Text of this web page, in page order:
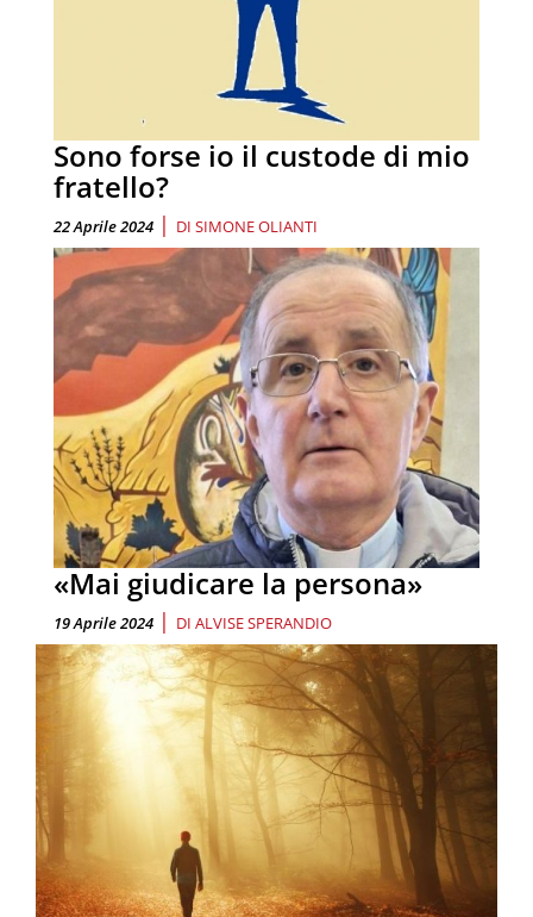
Sono forse io il custode di mio
fratello?
22 Aprile 2024 | DI SIMONE OLIANTI
«Mai giudicare la persona»
19 Aprile 2024 | DI ALVISE SPERANDIO